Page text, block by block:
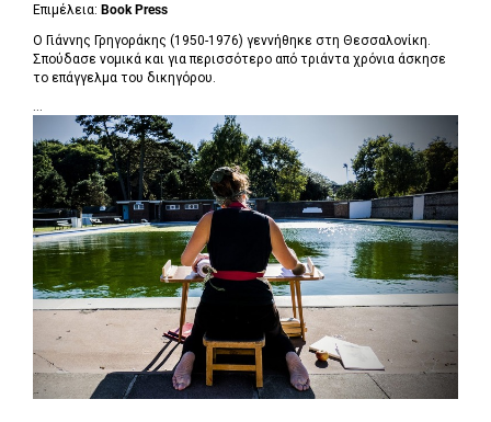
Επιμέλεια: Book Press
Ο Γιάννης Γρηγοράκης (1950-1976) γεννήθηκε στη Θεσσαλονίκη.
Σπούδασε νομικά και για περισσότερο από τριάντα χρόνια άσκησε
το επάγγελμα του δικηγόρου.
...